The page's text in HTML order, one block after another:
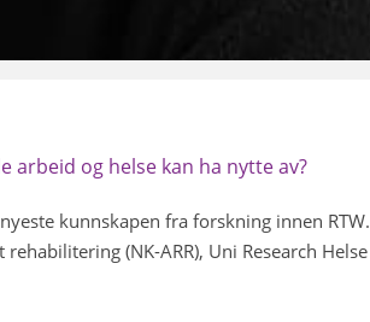
arbeid og helse kan ha nytte av?
kunnskapen fra forskning innen RTW.
(NK-ARR), Uni Research Helse